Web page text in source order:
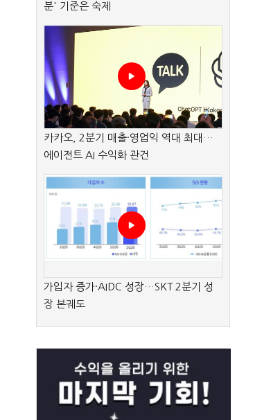
분' 기준은 숙제
카카오, 2분기 매출·영업익 역대 최대…
에이전트 AI 수익화 관건
가입자 증가·AIDC 성장…SKT 2분기 성
장 본궤도